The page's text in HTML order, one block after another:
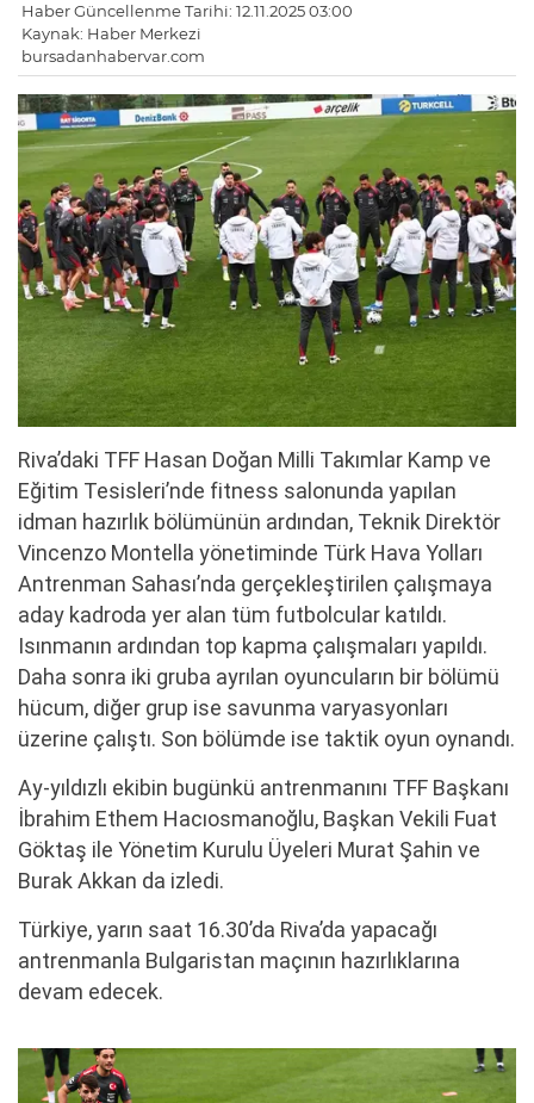
Haber Güncellenme Tarihi: 12.11.2025 03:00
Kaynak: Haber Merkezi
bursadanhabervar.com
Riva’daki TFF Hasan Doğan Milli Takımlar Kamp ve
Eğitim Tesisleri’nde fitness salonunda yapılan
idman hazırlık bölümünün ardından, Teknik Direktör
Vincenzo Montella yönetiminde Türk Hava Yolları
Antrenman Sahası’nda gerçekleştirilen çalışmaya
aday kadroda yer alan tüm futbolcular katıldı.
Isınmanın ardından top kapma çalışmaları yapıldı.
Daha sonra iki gruba ayrılan oyuncuların bir bölümü
hücum, diğer grup ise savunma varyasyonları
üzerine çalıştı. Son bölümde ise taktik oyun oynandı.
Ay-yıldızlı ekibin bugünkü antrenmanını TFF Başkanı
İbrahim Ethem Hacıosmanoğlu, Başkan Vekili Fuat
Göktaş ile Yönetim Kurulu Üyeleri Murat Şahin ve
Burak Akkan da izledi.
Türkiye, yarın saat 16.30’da Riva’da yapacağı
antrenmanla Bulgaristan maçının hazırlıklarına
devam edecek.